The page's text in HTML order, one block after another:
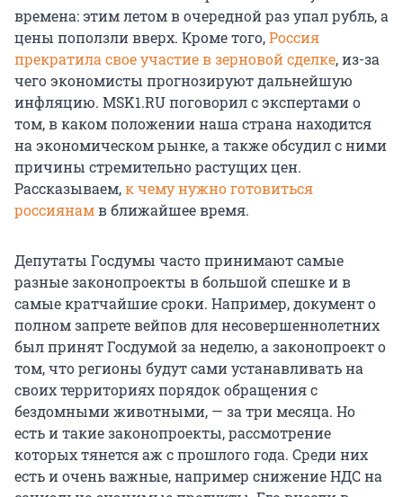
времена: этим летом в очередной раз упал рубль, а
цены поползли вверх. Кроме того,Россия
прекратила свое участие в зерновой сделке, из-за
чего экономисты прогнозируют дальнейшую
инфляцию. MSK1.RU поговорил с экспертами о
том, в каком положении наша страна находится
на экономическом рынке, а также обсудил с ними
причины стремительно растущих цен.
Рассказываем,к чему нужно готовиться
россиянамв ближайшее время.
Депутаты Госдумы часто принимают самые
разные законопроекты в большой спешке и в
самые кратчайшие сроки. Например, документ о
полном запрете вейпов для несовершеннолетних
был принят Госдумой за неделю, а законопроект о
том, что регионы будут сами устанавливать на
своих территориях порядок обращения с
бездомными животными, — за три месяца. Но
есть и такие законопроекты, рассмотрение
которых тянется аж с прошлого года. Среди них
есть и очень важные, например снижение НДС на